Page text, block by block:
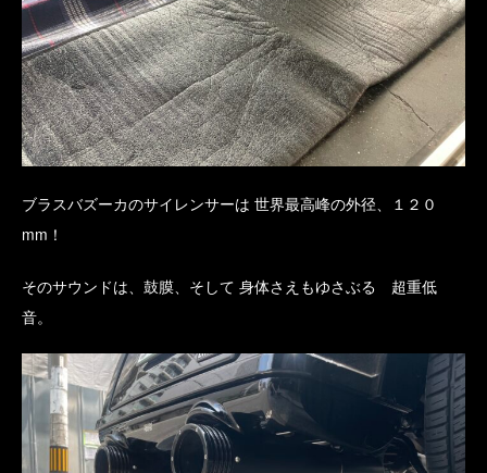
ブラスバズーカのサイレンサーは 世界最高峰の外径、１２０
mm！
そのサウンドは、鼓膜、そして 身体さえもゆさぶる 超重低
音。